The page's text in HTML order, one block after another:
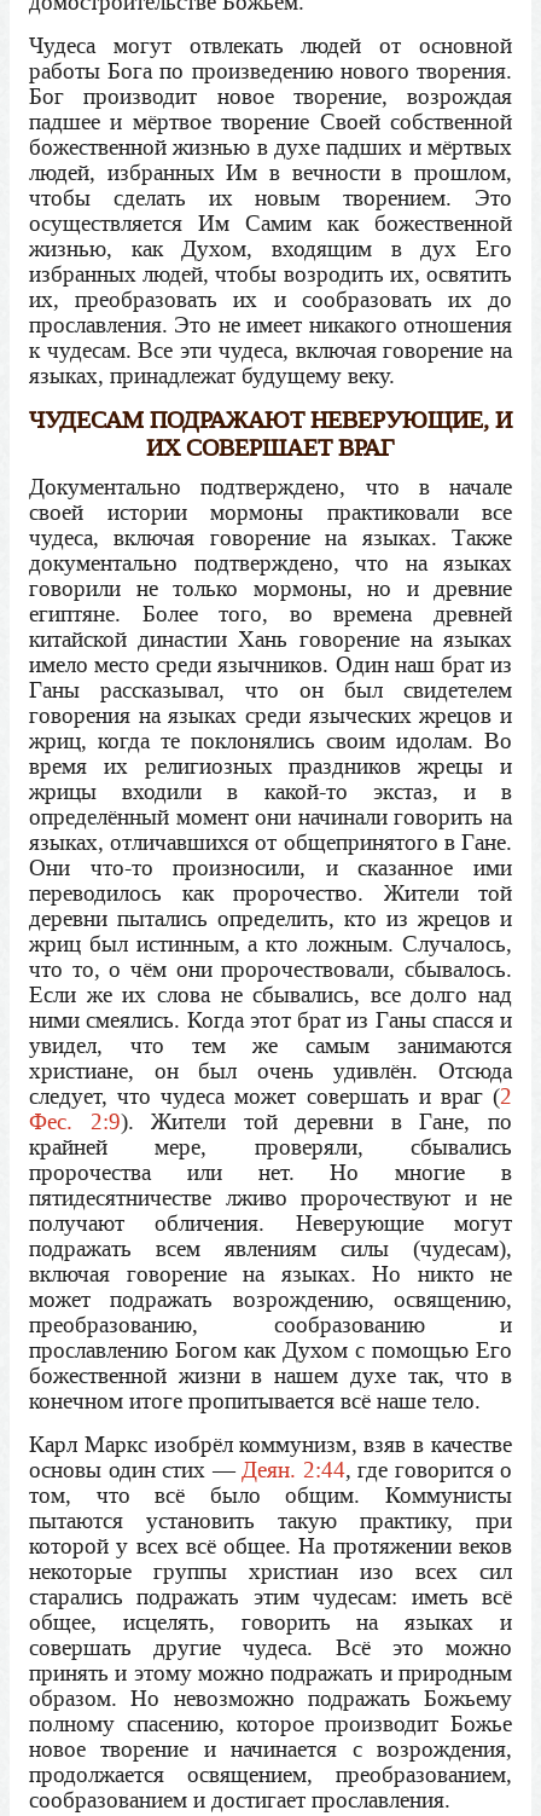
Чудеса могут отвлекать людей от основной
работы Бога по произведению нового творения.
Бог производит новое творение, возрождая
падшее и мёртвое творение Своей собственной
божественной жизнью в духе падших и мёртвых
людей, избранных Им в вечности в прошлом,
чтобы сделать их новым творением. Это
осуществляется Им Самим как божественной
жизнью, как Духом, входящим в дух Его
избранных людей, чтобы возродить их, освятить
их, преобразовать их и сообразовать их до
прославления. Это не имеет никакого отношения
к чудесам. Все эти чудеса, включая говорение на
языках, принадлежат будущему веку.
ЧУДЕСАМ ПОДРАЖАЮТ НЕВЕРУЮЩИЕ, И
ИХ СОВЕРШАЕТ ВРАГ
Документально подтверждено, что в начале
своей истории мормоны практиковали все
чудеса, включая говорение на языках. Также
документально подтверждено, что на языках
говорили не только мормоны, но и древние
египтяне. Более того, во времена древней
китайской династии Хань говорение на языках
имело место среди язычников. Один наш брат из
Ганы рассказывал, что он был свидетелем
говорения на языках среди языческих жрецов и
жриц, когда те поклонялись своим идолам. Во
время их религиозных праздников жрецы и
жрицы входили в какой-то экстаз, и в
определённый момент они начинали говорить на
языках, отличавшихся от общепринятого в Гане.
Они что-то произносили, и сказанное ими
переводилось как пророчество. Жители той
деревни пытались определить, кто из жрецов и
жриц был истинным, а кто ложным. Случалось,
что то, о чём они пророчествовали, сбывалось.
Если же их слова не сбывались, все долго над
ними смеялись. Когда этот брат из Ганы спасся и
увидел, что тем же самым занимаются
христиане, он был очень удивлён. Отсюда
следует, что чудеса может совершать и враг (2
Фес. 2:9). Жители той деревни в Гане, по
крайней мере, проверяли, сбывались
пророчества или нет. Но многие в
пятидесятничестве лживо пророчествуют и не
получают обличения. Неверующие могут
подражать всем явлениям силы (чудесам),
включая говорение на языках. Но никто не
может подражать возрождению, освящению,
преобразованию, сообразованию и
прославлению Богом как Духом с помощью Его
божественной жизни в нашем духе так, что в
конечном итоге пропитывается всё наше тело.
Карл Маркс изобрёл коммунизм, взяв в качестве
основы один стих —Деян. 2:44, где говорится о
том, что всё было общим. Коммунисты
пытаются установить такую практику, при
которой у всех всё общее. На протяжении веков
некоторые группы христиан изо всех сил
старались подражать этим чудесам: иметь всё
общее, исцелять, говорить на языках и
совершать другие чудеса. Всё это можно
принять и этому можно подражать и природным
образом. Но невозможно подражать Божьему
полному спасению, которое производит Божье
новое творение и начинается с возрождения,
продолжается освящением, преобразованием,
сообразованием и достигает прославления.